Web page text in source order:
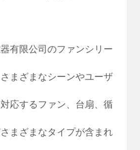
有限公司のファンシリー
まざまなシーンやユーザ
応するファン、台扇、循
まざまなタイプが含まれ